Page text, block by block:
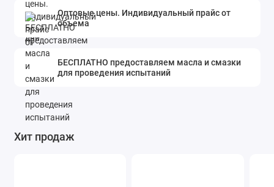
Оптовые цены. Индивидуальный прайс от
объема
БЕСПЛАТНО предоставляем масла и смазки
для проведения испытаний
Хит продаж